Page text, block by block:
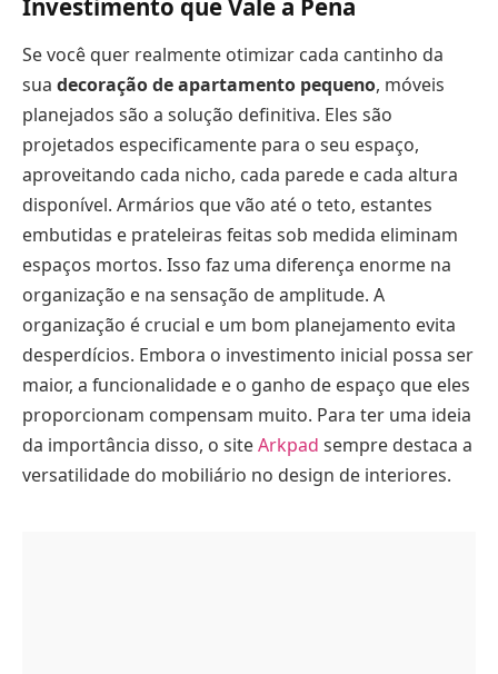
Se você quer realmente otimizar cada cantinho da
sua decoração de apartamento pequeno, móveis
planejados são a solução definitiva. Eles são
projetados especificamente para o seu espaço,
aproveitando cada nicho, cada parede e cada altura
disponível. Armários que vão até o teto, estantes
embutidas e prateleiras feitas sob medida eliminam
espaços mortos. Isso faz uma diferença enorme na
organização e na sensação de amplitude. A
organização é crucial e um bom planejamento evita
desperdícios. Embora o investimento inicial possa ser
maior, a funcionalidade e o ganho de espaço que eles
proporcionam compensam muito. Para ter uma ideia
da importância disso, o siteArkpad sempre destaca a
versatilidade do mobiliário no design de interiores.